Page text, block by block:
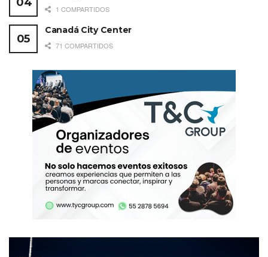
1 COMPARTIDOS
Canadá City Center
71 COMPARTIDOS